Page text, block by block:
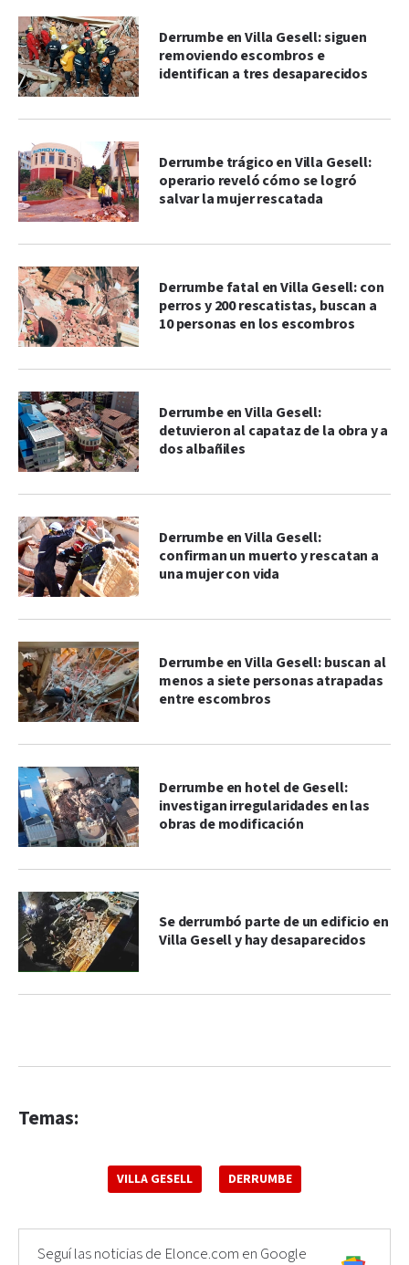
Derrumbe en Villa Gesell: siguen
removiendo escombros e
identifican a tres desaparecidos
Derrumbe trágico en Villa Gesell:
operario reveló cómo se logró
salvar la mujer rescatada
Derrumbe fatal en Villa Gesell: con
perros y 200 rescatistas, buscan a
10 personas en los escombros
Derrumbe en Villa Gesell:
detuvieron al capataz de la obra y a
dos albañiles
Derrumbe en Villa Gesell:
confirman un muerto y rescatan a
una mujer con vida
Derrumbe en Villa Gesell: buscan al
menos a siete personas atrapadas
entre escombros
Derrumbe en hotel de Gesell:
investigan irregularidades en las
obras de modificación
Se derrumbó parte de un edificio en
Villa Gesell y hay desaparecidos
Temas:
VILLA GESELL DERRUMBE
Seguí las noticias de Elonce.com en Google